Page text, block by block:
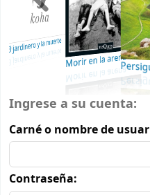
y la muerteMorir en la arena
Inicio de sesión
Ingrese a su cuenta:
Carné o nombre de
Contraseña: